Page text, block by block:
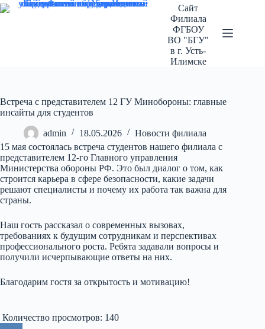
Перейти
к
Сайт
Филиала
ФГБОУ
ВО "БГУ"
в г. Усть-
Илимске
Встреча с представителем 12 ГУ Минобороны: главные
инсайты для студентов
admin 18.05.2026
Новости филиала
15 мая состоялась встреча студентов нашего филиала с
представителем 12-го Главного управления
Министерства обороны РФ. Это был диалог о том, как
строится карьера в сфере безопасности, какие задачи
решают специалисты и почему их работа так важна для
страны.
Наш гость рассказал о современных вызовах,
требованиях к будущим сотрудникам и перспективах
профессионального роста. Ребята задавали вопросы и
получили исчерпывающие ответы на них.
Благодарим гостя за открытость и мотивацию!
Количество просмотров: 140